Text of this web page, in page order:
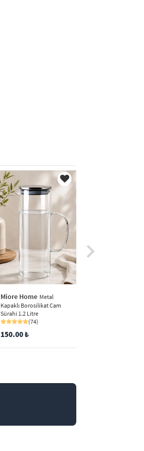
Miore Home Metal
Kapaklı Borosilikat Cam
Sürahi 1.2 Litre
(74)
150.00 ₺